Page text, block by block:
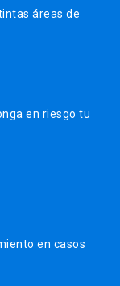
áreas de
en riesgo tu
en casos